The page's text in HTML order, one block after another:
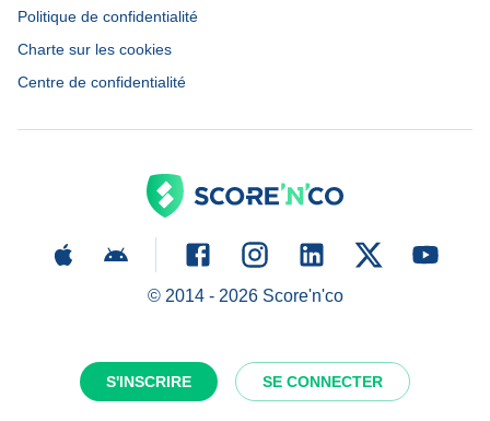
S'INSCRIRE SE CONNECTER
Politique de confidentialité
Charte sur les cookies
Centre de confidentialité
© 2014 - 2026Score'n'co